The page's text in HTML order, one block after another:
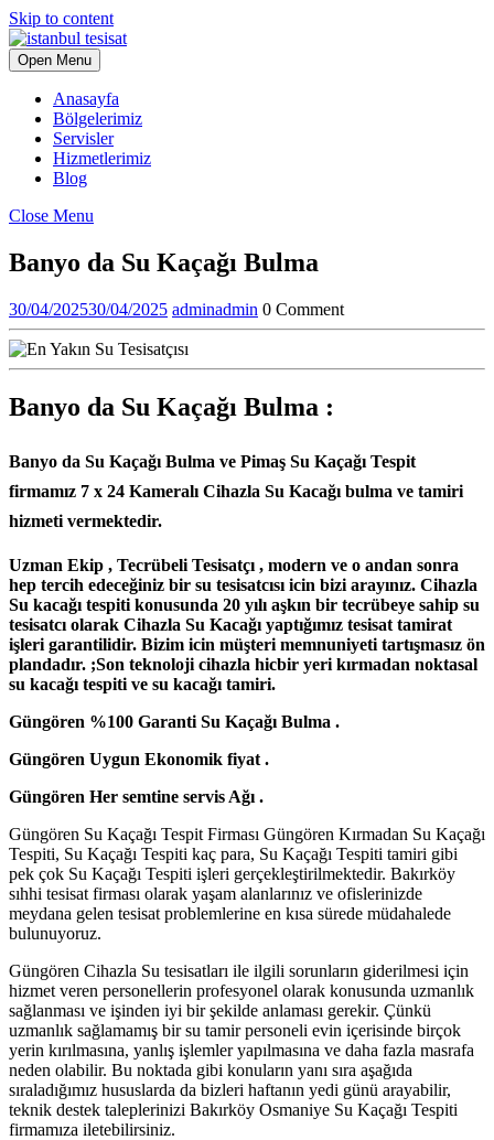
Skip to content
Open Menu
Anasayfa
Bölgelerimiz
Servisler
Hizmetlerimiz
Blog
Close Menu
Banyo da Su Kaçağı Bulma
30/04/202530/04/2025 adminadmin 0 Comment
Banyo da Su Kaçağı Bulma :
Banyo da Su Kaçağı Bulma ve Pimaş Su Kaçağı Tespit
firmamız 7 x 24 Kameralı Cihazla Su Kacağı bulma ve tamiri
hizmeti vermektedir.
Uzman Ekip , Tecrübeli Tesisatçı , modern ve o andan sonra
hep tercih edeceğiniz bir su tesisatcısı icin bizi arayınız. Cihazla
Su kacağı tespiti konusunda 20 yılı aşkın bir tecrübeye sahip su
tesisatcı olarak Cihazla Su Kacağı yaptığımız tesisat tamirat
işleri garantilidir. Bizim icin müşteri memnuniyeti tartışmasız ön
plandadır. ;Son teknoloji cihazla hicbir yeri kırmadan noktasal
su kacağı tespiti ve su kacağı tamiri.
Güngören %100 Garanti Su Kaçağı Bulma .
Güngören Uygun Ekonomik fiyat .
Güngören Her semtine servis Ağı .
Güngören Su Kaçağı Tespit Firması Güngören Kırmadan Su Kaçağı
Tespiti, Su Kaçağı Tespiti kaç para, Su Kaçağı Tespiti tamiri gibi
pek çok Su Kaçağı Tespiti işleri gerçekleştirilmektedir. Bakırköy
sıhhi tesisat firması olarak yaşam alanlarınız ve ofislerinizde
meydana gelen tesisat problemlerine en kısa sürede müdahalede
bulunuyoruz.
Güngören Cihazla Su tesisatları ile ilgili sorunların giderilmesi için
hizmet veren personellerin profesyonel olarak konusunda uzmanlık
sağlanması ve işinden iyi bir şekilde anlaması gerekir. Çünkü
uzmanlık sağlamamış bir su tamir personeli evin içerisinde birçok
yerin kırılmasına, yanlış işlemler yapılmasına ve daha fazla masrafa
neden olabilir. Bu noktada gibi konuların yanı sıra aşağıda
sıraladığımız hususlarda da bizleri haftanın yedi günü arayabilir,
teknik destek taleplerinizi Bakırköy Osmaniye Su Kaçağı Tespiti
firmamıza iletebilirsiniz.